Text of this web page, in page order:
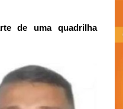
de uma quadrilha